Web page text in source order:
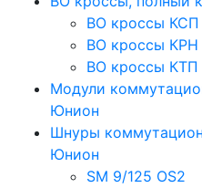
ВО кроссы КСП
ВО кроссы КРН
ВО кроссы
Модули
Юнион
Шнуры
Юнион
SM 9/125 OS2